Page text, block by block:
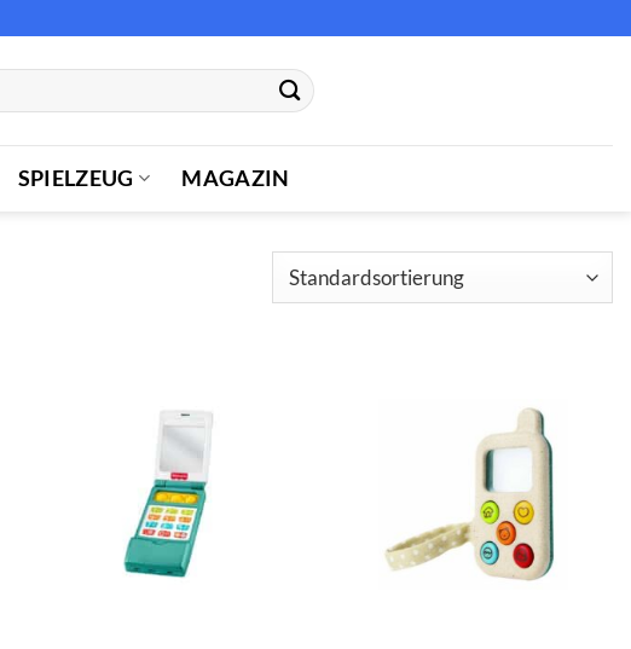
SPIELZEUG MAGAZIN